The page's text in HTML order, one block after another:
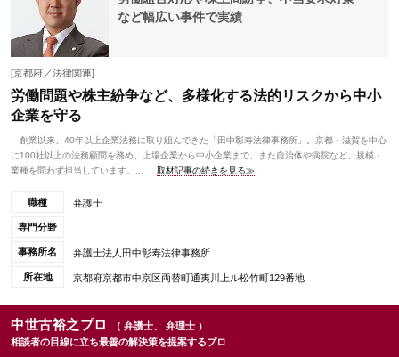
など幅広い事件で実績
[京都府／法律関連]
労働問題や株主紛争など、多様化する法的リスクから中小
企業を守る
創業以来、40年以上企業法務に取り組んできた「田中彰寿法律事務所」。京都・滋賀を中心
に100社以上の法務顧問を務め、上場企業から中小企業まで、また自治体や病院など、規模・
業種を問わず担当しています。...
取材記事の続きを見る≫
職種 弁護士
専門分野
事務所名 弁護士法人田中彰寿法律事務所
所在地 京都府京都市中京区両替町通夷川上ル松竹町129番地
中世古裕之プロ
（ 弁護士、 弁理士 ）
相談者の目線に立ち最善の解決策を提案するプロ